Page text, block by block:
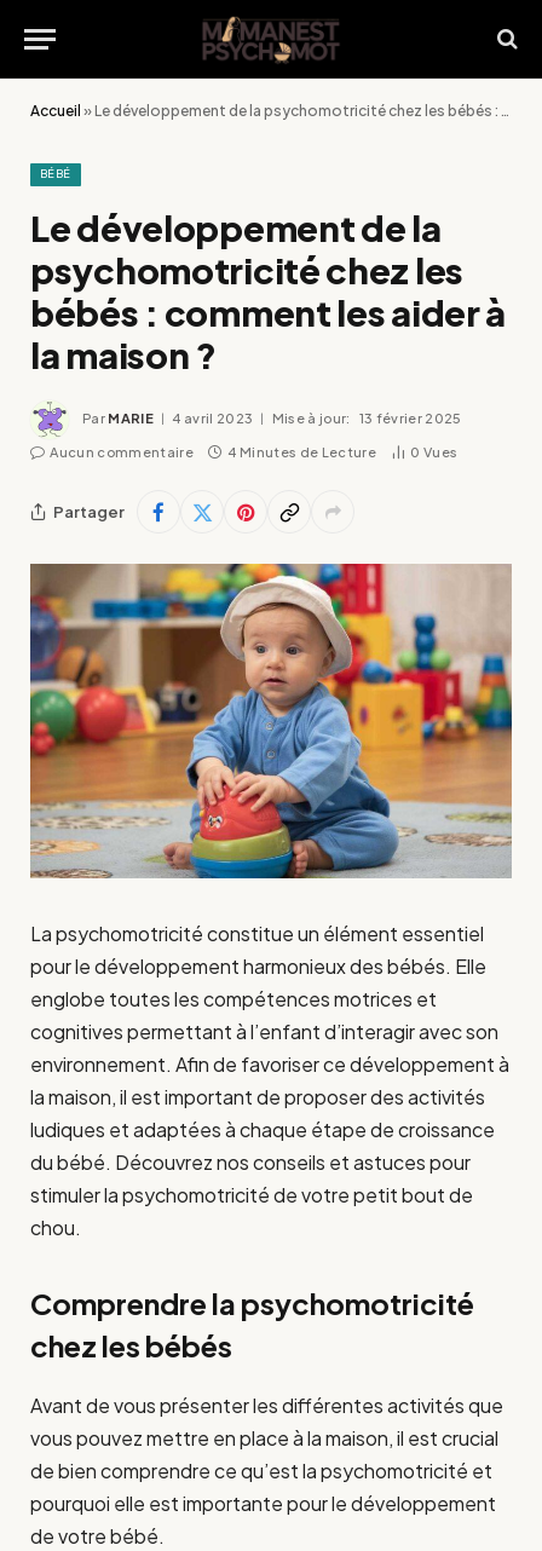
Accueil »Le développement de la psychomotricité chez les bébés : comment les aider à la maison ?
BÉBÉ
Le développement de la
psychomotricité chez les
bébés : comment les aider à
la maison ?
Par MARIE 4 avril 2023 Mise à jour: 13 février 2025
Aucun commentaire 4 Minutes de Lecture 0 Vues
Partager
La psychomotricité constitue un élément essentiel
pour le développement harmonieux des bébés. Elle
englobe toutes les compétences motrices et
cognitives permettant à l’enfant d’interagir avec son
environnement. Afin de favoriser ce développement à
la maison, il est important de proposer des activités
ludiques et adaptées à chaque étape de croissance
du bébé. Découvrez nos conseils et astuces pour
stimuler la psychomotricité de votre petit bout de
chou.
Comprendre la psychomotricité
chez les bébés
Avant de vous présenter les différentes activités que
vous pouvez mettre en place à la maison, il est crucial
de bien comprendre ce qu’est la psychomotricité et
pourquoi elle est importante pour le développement
de votre bébé.